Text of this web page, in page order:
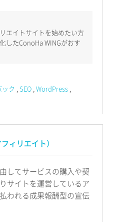
エイトサイトを始めたい方
したConoHa WINGがおす
ク SEO WordPress
フィリエイト）
してサービスの購入や契
サイトを運営しているア
われる成果報酬型の宣伝